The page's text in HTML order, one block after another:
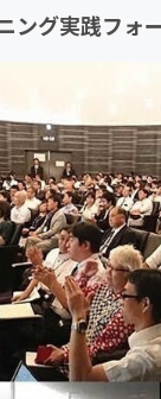
ング実践フォ